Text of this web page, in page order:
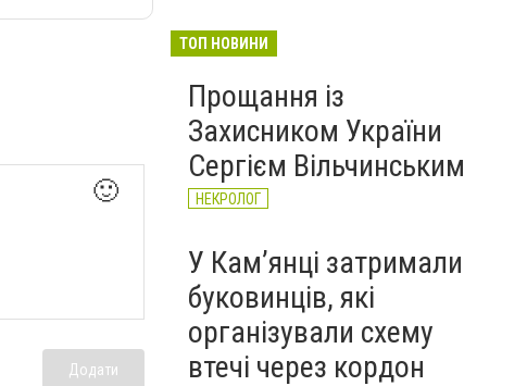
🙂
Додати
ТОП НОВИНИ
Прощання із
Захисником України
Сергієм Вільчинським
НЕКРОЛОГ
У Кам’янці затримали
буковинців, які
організували схему
втечі через кордон